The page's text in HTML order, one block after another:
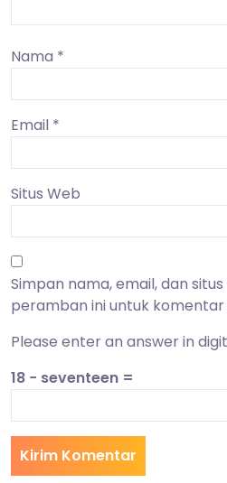
Nama *
Email *
Situs Web
Simpan nama, email, dan
peramban ini untuk
Please enter an answer in
18 − seventeen =